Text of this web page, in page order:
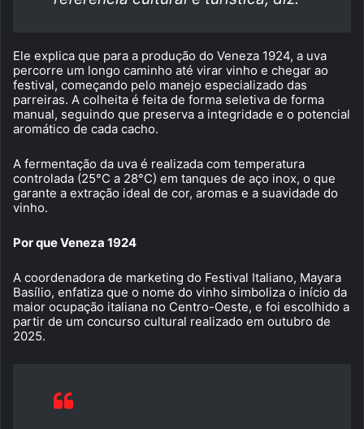
Ele explica que para a produção do Veneza 1924, a uva
percorre um longo caminho até virar vinho e chegar ao
festival, começando pelo manejo especializado das
parreiras. A colheita é feita de forma seletiva de forma
manual, seguindo que preserva a integridade e o potencial
aromático de cada cacho.
A fermentação da uva é realizada com temperatura
controlada (25°C a 28°C) em tanques de aço inox, o que
garante a extração ideal de cor, aromas e a suavidade do
vinho.
Por que Veneza 1924
A coordenadora de marketing do Festival Italiano, Mayara
Basílio, enfatiza que o nome do vinho simboliza o início da
maior ocupação italiana no Centro-Oeste, e foi escolhido a
partir de um concurso cultural realizado em outubro de
2025.